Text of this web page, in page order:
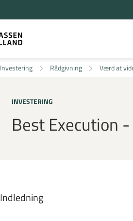
Investering Rådgivning Værd at
INVESTERING
Best Execution
Indledning